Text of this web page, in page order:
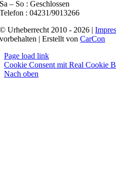
Sa – So : Geschlossen
Telefon : 04231/9013266
© Urheberrecht 2010 - 2026 |
vorbehalten | Erstellt vonCarCon
Page load link
Cookie Consent mit Real Cookie
Nach oben